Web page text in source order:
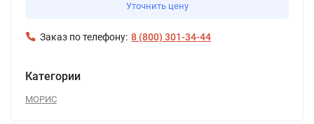
Уточнить цену
Заказ по телефону: 8 (800) 301-34-44
Категории
МОРИС